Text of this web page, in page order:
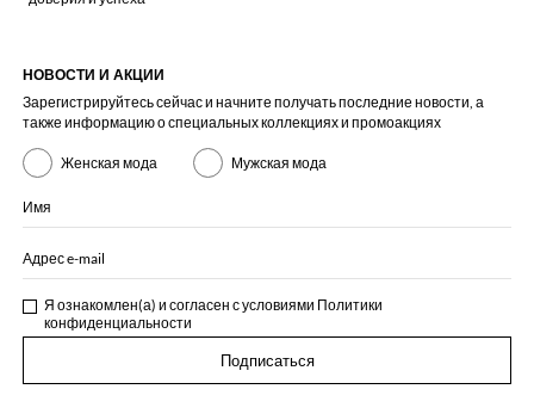
НОВОСТИ И АКЦИИ
Зарегистрируйтесь сейчас и начните получать последние новости, а
также информацию о специальных коллекциях и промоакциях
Женская мода Мужская мода
Имя
Адрес e-mail
Я ознакомлен(а) и согласен с условиями Политики
конфиденциальности
Подписаться